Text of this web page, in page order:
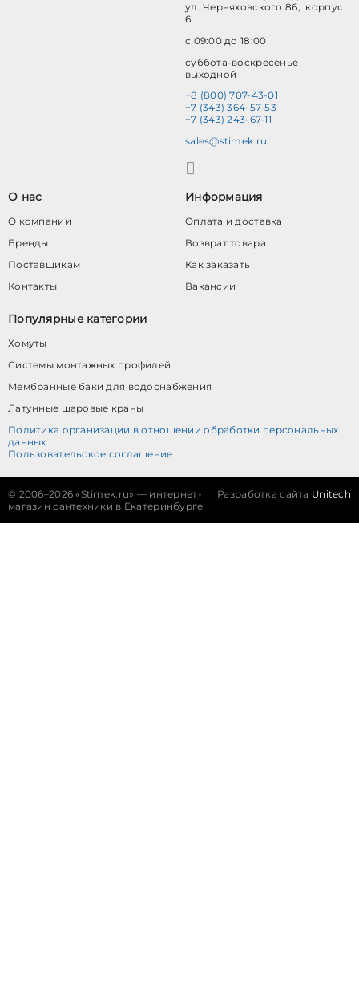
ул. Черняховского 86, корпус
6
с 09:00 до 18:00
суббота-воскресенье
выходной
+8 (800) 707-43-01
+7 (343) 364-57-53
+7 (343) 243-67-11
sales@stimek.ru
О нас
О компании
Бренды
Поставщикам
Контакты
Информация
Оплата и доставка
Возврат товара
Как заказать
Вакансии
Популярные категории
Хомуты
Системы монтажных профилей
Мембранные баки для водоснабжения
Латунные шаровые краны
Политика организации в отношении обработки персональных
данных
Пользовательское соглашение
© 2006–2026 «Stimek.ru» — интернет-
магазин сантехники в Екатеринбурге
Разработка сайта Unitech